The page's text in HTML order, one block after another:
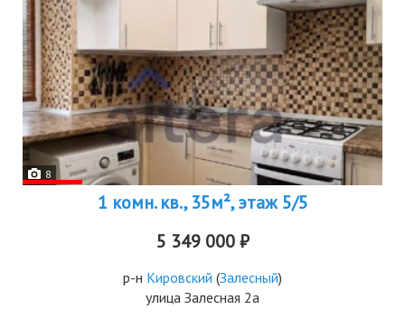
8
1 комн. кв., 35м², этаж 5/5
5 349 000 ₽
р-н Кировский (Залесный)
улица Залесная 2а